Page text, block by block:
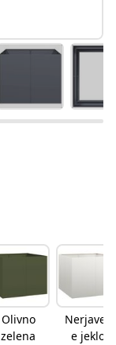
Olivno
zelena
Nerjaveč
e jeklo